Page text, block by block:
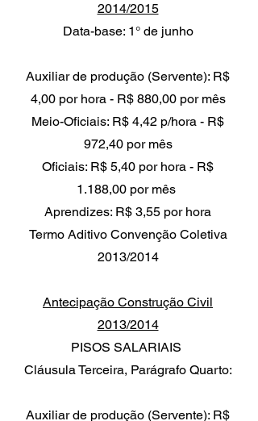
2014/2015
Data-base: 1° de junho
Auxiliar de produção (Servente): R$
4,00 por hora - R$ 880,00 por mês
Meio-Oficiais: R$ 4,42 p/hora - R$
972,40 por mês
Oficiais: R$ 5,40 por hora - R$
1.188,00 por mês
Aprendizes: R$ 3,55 por hora
Termo Aditivo Convenção Coletiva
2013/2014
Antecipação Construção Civil
2013/2014
PISOS SALARIAIS
Cláusula Terceira, Parágrafo Quarto:
Auxiliar de produção (Servente): R$